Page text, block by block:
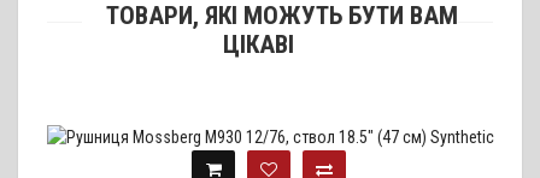
ТОВАРИ, ЯКІ МОЖУТЬ БУТИ ВАМ
ЦІКАВІ